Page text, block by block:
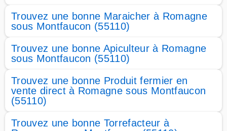
Trouvez une bonne Maraicher à Romagne
sous Montfaucon (55110)
Trouvez une bonne Apiculteur à Romagne
sous Montfaucon (55110)
Trouvez une bonne Produit fermier en
vente direct à Romagne sous Montfaucon
(55110)
Trouvez une bonne Torrefacteur à